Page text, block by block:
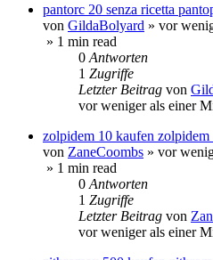
pantorc 20 senza ricetta
von GildaBolyard » vor
» 1 min read
0 Antworten
1 Zugriffe
Letzter Beitrag von
vor weniger als einer
zolpidem 10 kaufen
von ZaneCoombs » vor
» 1 min read
0 Antworten
1 Zugriffe
Letzter Beitrag von
vor weniger als einer